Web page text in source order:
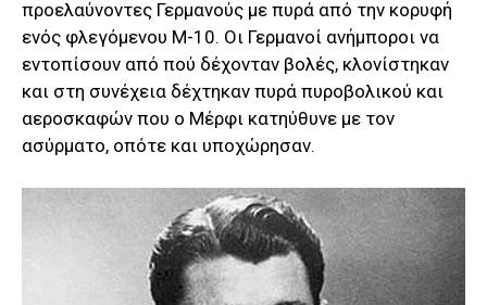
προελαύνοντες Γερμανούς με πυρά από την κορυφή
ενός φλεγόμενου Μ-10. Οι Γερμανοί ανήμποροι να
εντοπίσουν από πού δέχονταν βολές, κλονίστηκαν
και στη συνέχεια δέχτηκαν πυρά πυροβολικού και
αεροσκαφών που ο Μέρφι κατηύθυνε με τον
ασύρματο, οπότε και υποχώρησαν.